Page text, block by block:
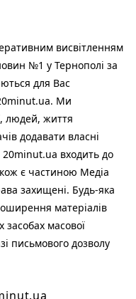
висвітленням
№1 у Тернополі за
для Вас
Ми
людей, життя
додавати власні
20minut.ua входить до
є частиною Медіа
захищені. Будь-яка
матеріалів
засобах масової
письмового дозволу